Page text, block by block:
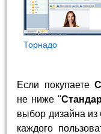
Торнадо
Если покупаете
не ниже "
выбор дизайна из
каждого